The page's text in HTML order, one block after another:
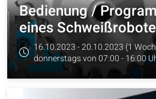
Bedienung /
eines
Grundlagen alle
16.10.2023 - 20.10.2023 (1
donnerstags von 07:00 - 16:00
11:20 Uhr